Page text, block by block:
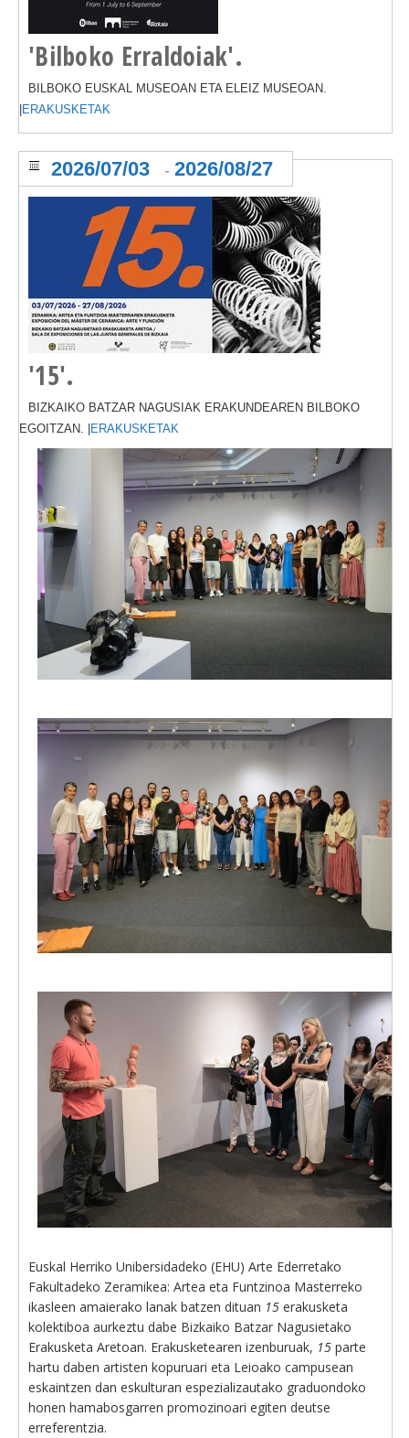
'Bilboko Erraldoiak'.
BILBOKO EUSKAL MUSEOAN ETA ELEIZ MUSEOAN.
ERAKUSKETAK
'15'.
2026/07/03 - 2026/08/27
BIZKAIKO BATZAR NAGUSIAK ERAKUNDEAREN BILBOKO
EGOITZAN. |
ERAKUSKETAK
Euskal Herriko Unibersidadeko (EHU) Arte Ederretako
Fakultadeko Zeramikea: Artea eta Funtzinoa Masterreko
ikasleen amaierako lanak batzen dituan 15 erakusketa
kolektiboa aurkeztu dabe Bizkaiko Batzar Nagusietako
Erakusketa Aretoan. Erakusketearen izenburuak, 15 parte
hartu daben artisten kopuruari eta Leioako campusean
eskaintzen dan eskulturan espezializautako graduondoko
honen hamabosgarren promozinoari egiten deutse
erreferentzia.